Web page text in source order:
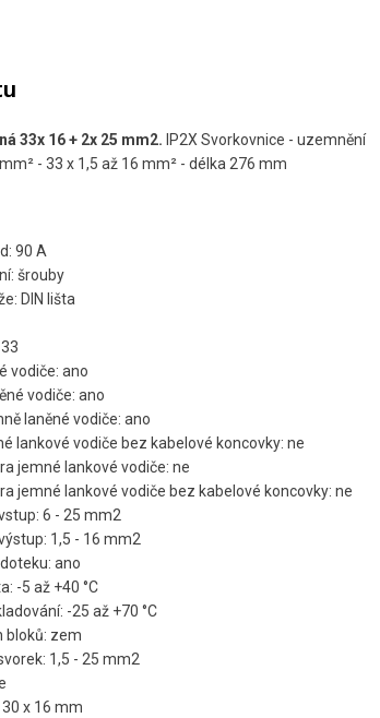
33x 16 + 2x 25 mm2. IP2X Svorkovnice - uzemnění
- 33 x 1,5 až 16 mm² - délka 276 mm
90 A
šrouby
DIN lišta
vodiče: ano
vodiče: ano
laněné vodiče: ano
lankové vodiče bez kabelové koncovky: ne
jemné lankové vodiče: ne
jemné lankové vodiče bez kabelové koncovky: ne
6 - 25 mm2
1,5 - 16 mm2
ano
-5 až +40 °C
-25 až +70 °C
bloků: zem
1,5 - 25 mm2
x 16 mm